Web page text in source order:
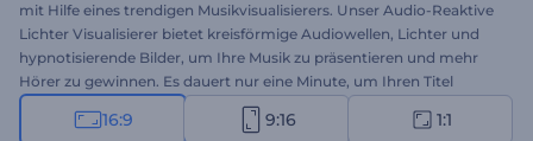
mit Hilfe eines trendigen Musikvisualisierers. Unser Audio-Reaktive
Lichter Visualisierer bietet kreisförmige Audiowellen, Lichter und
hypnotisierende Bilder, um Ihre Musik zu präsentieren und mehr
Hörer zu gewinnen. Es dauert nur eine Minute, um Ihren Titel
hochzuladen, Ihren Namen einzugeben und einen modernen
Musikvisualisierer zu erhalten, um Ihre neue Single, Ihr Musikalbum
16:9 9:16 1:1